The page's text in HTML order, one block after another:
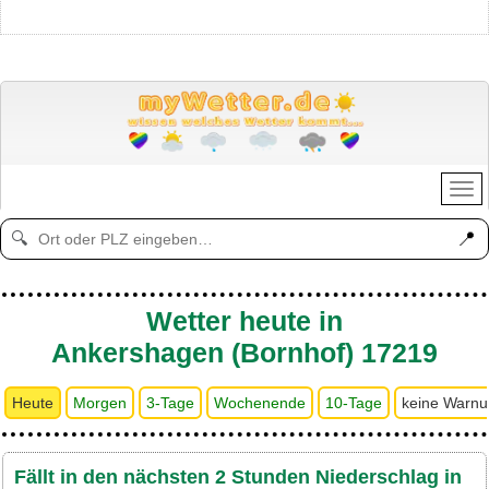
🔍 📍
Wetter heute in
Ankershagen (Bornhof) 17219
Heute Morgen 3-Tage Wochenende 10-Tage keine
Fällt in den nächsten 2 Stunden Niederschlag in